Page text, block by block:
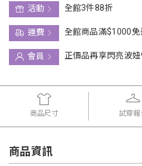
活動
全館3件88折
運費
全館商品滿$1000
會員
正價品再享閃亮波
商品尺寸 試穿
商品資訊